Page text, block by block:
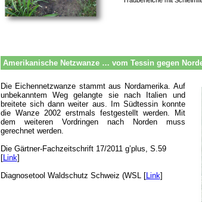
Amerikanische Netzwanze … vom Tessin gegen
Die Eichennetzwanze stammt aus Nordamerika. Auf
unbekanntem Weg gelangte sie nach Italien und
breitete sich dann weiter aus. Im Südtessin konnte
die Wanze 2002 erstmals festgestellt werden. Mit
dem weiteren Vordringen nach Norden muss
gerechnet werden.
Die Gärtner-Fachzeitschrift 17/2011 g’plus, S.59
[Link]
Diagnosetool Waldschutz Schweiz (WSL [Link]